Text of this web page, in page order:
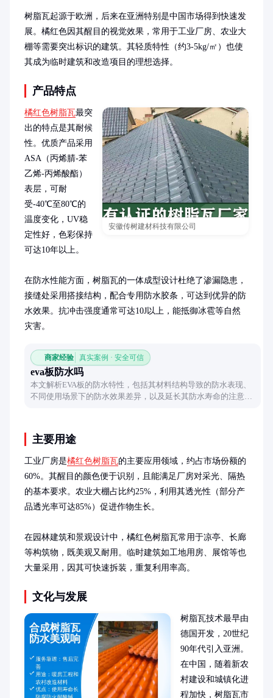
树脂瓦起源于欧洲，后来在亚洲特别是中国市场得到快速发
展。橘红色因其醒目的视觉效果，常用于工业厂房、农业大
棚等需要突出标识的建筑。其轻质特性（约3-5kg/㎡）也使
其成为临时建筑和改造项目的理想选择。
产品特点
安徽传树建材科技有限公司
橘红色树脂瓦最突
出的特点是其耐候
性。优质产品采用
ASA（丙烯腈-苯
乙烯-丙烯酸酯）
表层，可耐
受-40℃至80℃的
温度变化，UV稳
定性好，色彩保持
可达10年以上。
在防水性能方面，树脂瓦的一体成型设计杜绝了渗漏隐患，
接缝处采用搭接结构，配合专用防水胶条，可达到优异的防
水效果。抗冲击强度通常可达10J以上，能抵御冰雹等自然
灾害。
商家经验 真实案例 · 安全可信
eva板防水吗
本文解析EVA板的防水特性，包括其材料结构导致的防水表现、
不同使用场景下的防水效果差异，以及延长其防水寿命的注意事
主要用途
工业厂房是橘红色树脂瓦的主要应用领域，约占市场份额的
60%。其醒目的颜色便于识别，且能满足厂房对采光、隔热
的基本要求。农业大棚占比约25%，利用其透光性（部分产
品透光率可达85%）促进作物生长。
在园林建筑和景观设计中，橘红色树脂瓦常用于凉亭、长廊
等构筑物，既美观又耐用。临时建筑如工地用房、展馆等也
大量采用，因其可快速拆装，重复利用率高。
文化与发展
树脂瓦技术最早由
德国开发，20世纪
90年代引入亚洲。
在中国，随着新农
村建设和城镇化进
程加快，树脂瓦市